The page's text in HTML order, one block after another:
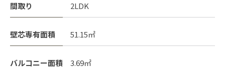
間取り 2LDK
壁芯専有面積 51.15㎡
バルコニー面積 3.69㎡